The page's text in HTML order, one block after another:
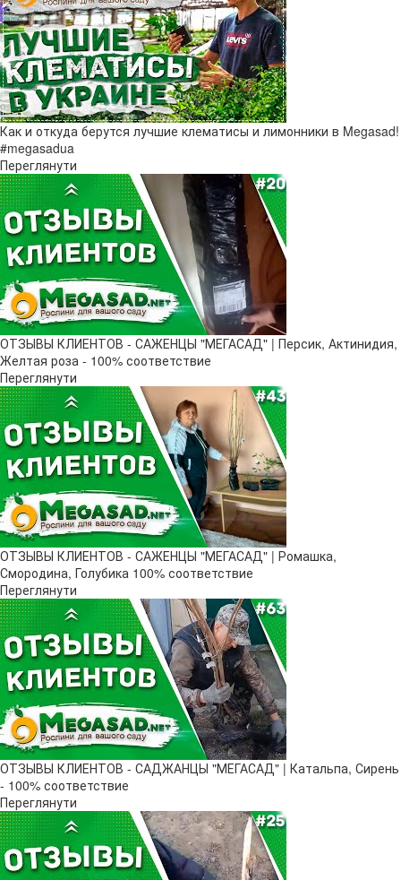
Как и откуда берутся лучшие клематисы и лимонники в Megasad!
#megasadua
Переглянути
ОТЗЫВЫ КЛИЕНТОВ - САЖЕНЦЫ "МЕГАСАД" | Персик, Актинидия,
Желтая роза - 100% соответствие
Переглянути
ОТЗЫВЫ КЛИЕНТОВ - САЖЕНЦЫ "МЕГАСАД" | Ромашка,
Смородина, Голубика 100% соответствие
Переглянути
ОТЗЫВЫ КЛИЕНТОВ - САДЖАНЦЫ "МЕГАСАД" | Катальпа, Сирень
- 100% соответствие
Переглянути